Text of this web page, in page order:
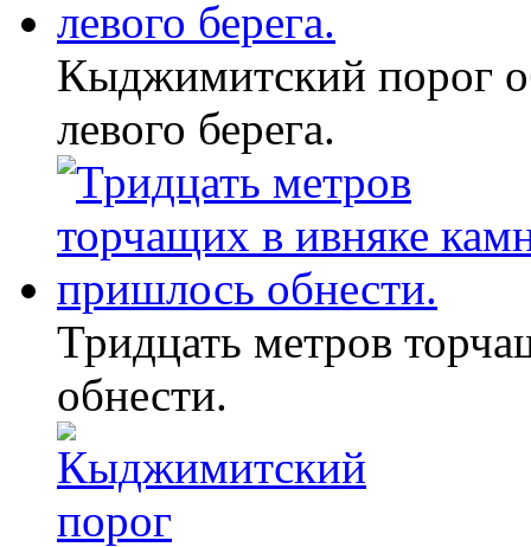
Кыджимитский порог
левого берега.
Тридцать метров
обнести.